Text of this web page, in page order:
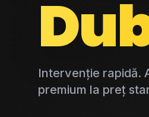
Intervenție rapidă.
premium la preț